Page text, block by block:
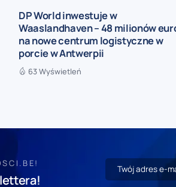
DP World inwestuje w
Waaslandhaven – 48 milionów
na nowe centrum logistyczne w
porcie w Antwerpii
63 Wyświetleń